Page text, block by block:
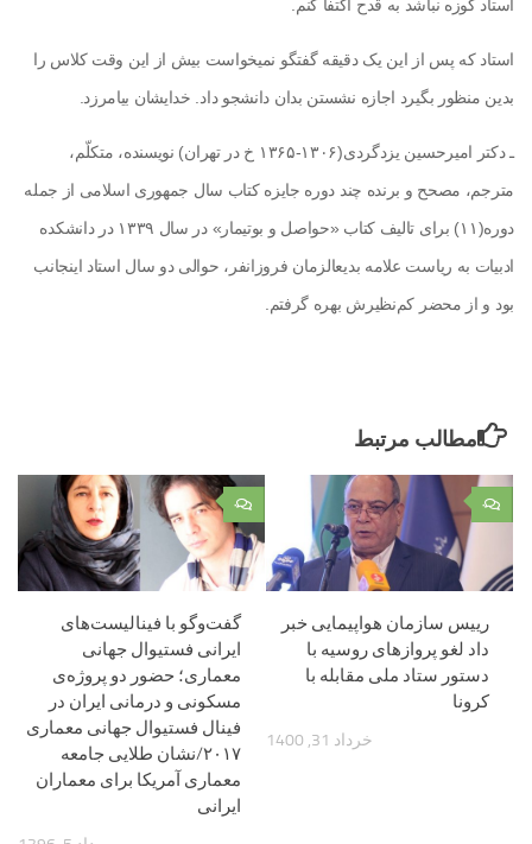
استاد کوزه نباشد به قدح اکتفا کنم.
استاد که پس از این یک دقیقه گفتگو نمی­خواست بیش از این وقت کلاس را
بدین منظور بگیرد اجازه نشستن بدان دانشجو داد. خدایشان بیامرزد.
ـ دکتر امیرحسین یزدگردی(۱۳۰۶-۱۳۶۵ خ در تهران) نویسنده، متکلّم،
مترجم، مصحح و برنده چند دوره جایزه کتاب سال جمهوری اسلامی از جمله
دوره(۱۱) برای تالیف کتاب «حواصل و بوتیمار» در سال ۱۳۳۹ در دانشکده
ادبیات به ریاست علامه بدیع­الزمان فروزانفر، حوالی دو سال استاد اینجانب
بود و از محضر کم‌نظیرش بهره گرفتم.
مطالب مرتبط
۰
گفت‌وگو با فینالیست‌های
ایرانی فستیوال جهانی
معماری؛ حضور دو پروژه‌ی
مسکونی و درمانی ایران در
فینال فستیوال جهانی معماری
۲۰۱۷/نشان طلایی جامعه
معماری آمریکا برای معماران
ایرانی
۰
رییس سازمان هواپیمایی خبر
داد لغو پروازهای روسیه با
دستور ستاد ملی مقابله با
کرونا
خرداد 31, 1400